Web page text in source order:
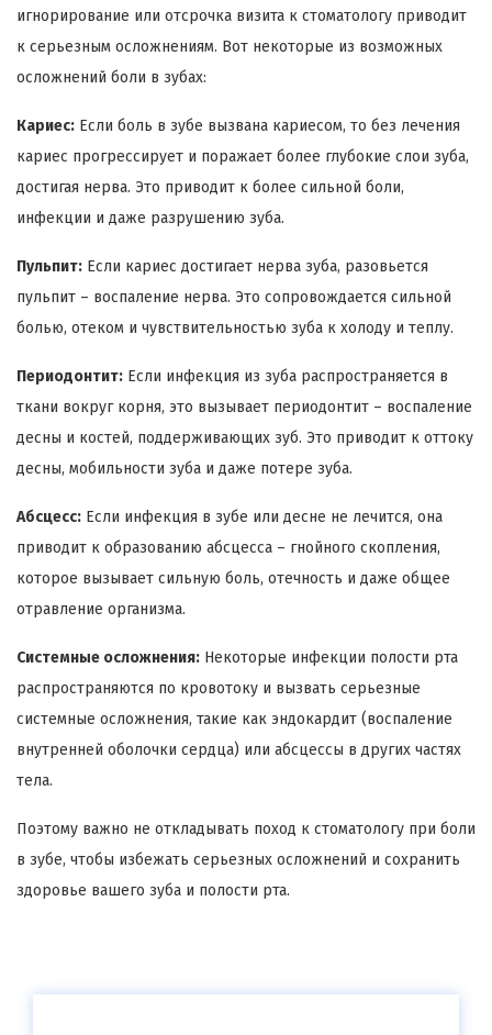
игнорирование или отсрочка визита к стоматологу приводит
к серьезным осложнениям. Вот некоторые из возможных
осложнений боли в зубах:
Кариес: Если боль в зубе вызвана кариесом, то без лечения
кариес прогрессирует и поражает более глубокие слои зуба,
достигая нерва. Это приводит к более сильной боли,
инфекции и даже разрушению зуба.
Пульпит: Если кариес достигает нерва зуба, разовьется
пульпит – воспаление нерва. Это сопровождается сильной
болью, отеком и чувствительностью зуба к холоду и теплу.
Периодонтит: Если инфекция из зуба распространяется в
ткани вокруг корня, это вызывает периодонтит – воспаление
десны и костей, поддерживающих зуб. Это приводит к оттоку
десны, мобильности зуба и даже потере зуба.
Абсцесс: Если инфекция в зубе или десне не лечится, она
приводит к образованию абсцесса – гнойного скопления,
которое вызывает сильную боль, отечность и даже общее
отравление организма.
Системные осложнения: Некоторые инфекции полости рта
распространяются по кровотоку и вызвать серьезные
системные осложнения, такие как эндокардит (воспаление
внутренней оболочки сердца) или абсцессы в других частях
тела.
Поэтому важно не откладывать поход к стоматологу при боли
в зубе, чтобы избежать серьезных осложнений и сохранить
здоровье вашего зуба и полости рта.